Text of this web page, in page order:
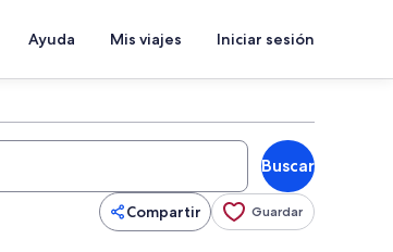
Ayuda Mis viajes Iniciar sesión
Buscar
Compartir Guardar